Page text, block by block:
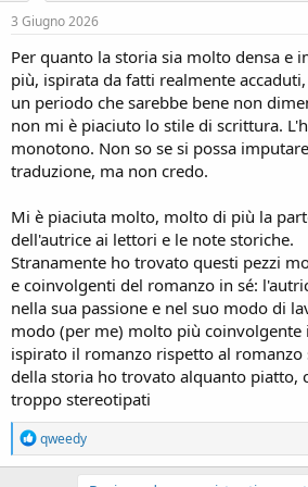
s
3 Giugno 2026
Per quanto la storia sia molto densa e
più, ispirata da fatti realmente
un periodo che sarebbe bene non
non mi è piaciuto lo stile di scrittura.
monotono. Non so se si possa
traduzione, ma non credo.
Mi è piaciuta molto, molto di più la
dell'autrice ai lettori e le note storiche.
Stranamente ho trovato questi pezzi
e coinvolgenti del romanzo in sé:
nella sua passione e nel suo modo di
modo (per me) molto più coinvolgente
ispirato il romanzo rispetto al romanzo
della storia ho trovato alquanto piatto,
troppo stereotipati
R
e
a
qweedy